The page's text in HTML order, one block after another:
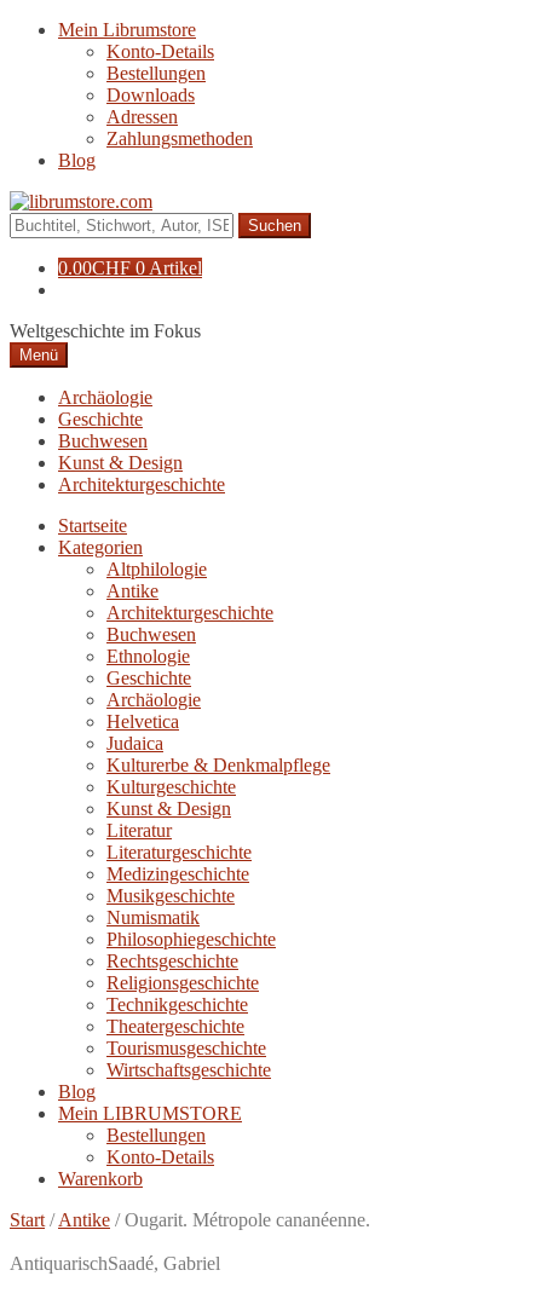
Navigation
Zum
Mein Librumstore
Konto-Details
Bestellungen
Downloads
Adressen
Zahlungsmethoden
Blog
Suche
nach:
0.00CHF 0 Artikel
Weltgeschichte im Fokus
Menü
Archäologie
Geschichte
Buchwesen
Kunst & Design
Architekturgeschichte
Startseite
Kategorien
Altphilologie
Antike
Architekturgeschichte
Buchwesen
Ethnologie
Geschichte
Archäologie
Helvetica
Judaica
Kulturerbe & Denkmalpflege
Kulturgeschichte
Kunst & Design
Literatur
Literaturgeschichte
Medizingeschichte
Musikgeschichte
Numismatik
Philosophiegeschichte
Rechtsgeschichte
Religionsgeschichte
Technikgeschichte
Theatergeschichte
Tourismusgeschichte
Wirtschaftsgeschichte
Blog
Mein LIBRUMSTORE
Bestellungen
Konto-Details
Warenkorb
Start /Antike /Ougarit. Métropole cananéenne.
AntiquarischSaadé, Gabriel